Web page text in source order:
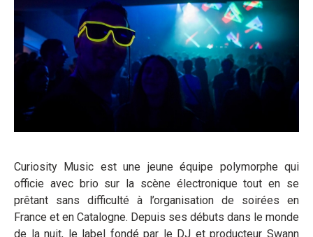
Curiosity Music est une jeune équipe polymorphe qui
officie avec brio sur la scène électronique tout en se
prêtant sans difficulté à l’organisation de soirées en
France et en Catalogne. Depuis ses débuts dans le monde
de la nuit, le label fondé par le DJ et producteur Swann